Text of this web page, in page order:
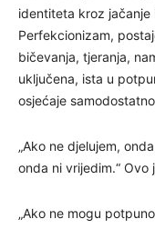
identiteta kroz
Perfekcionizam,
bičevanja, tjeranja,
uključena, ista u
osjećaje
„Ako ne djelujem,
onda ni vrijedim.“ Ovo
„Ako ne mogu